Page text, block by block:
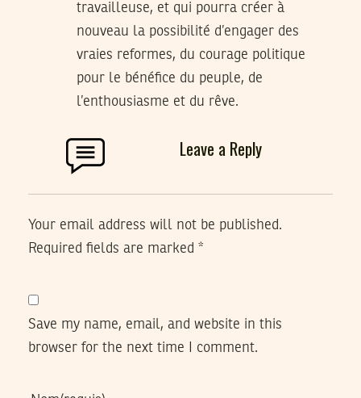
travailleuse, et qui pourra créer à
nouveau la possibilité d’engager des
vraies reformes, du courage politique
pour le bénéfice du peuple, de
l’enthousiasme et du rêve.
Leave a Reply
Your email address will not be published.
Required fields are marked *
Save my name, email, and website in this
browser for the next time I comment.